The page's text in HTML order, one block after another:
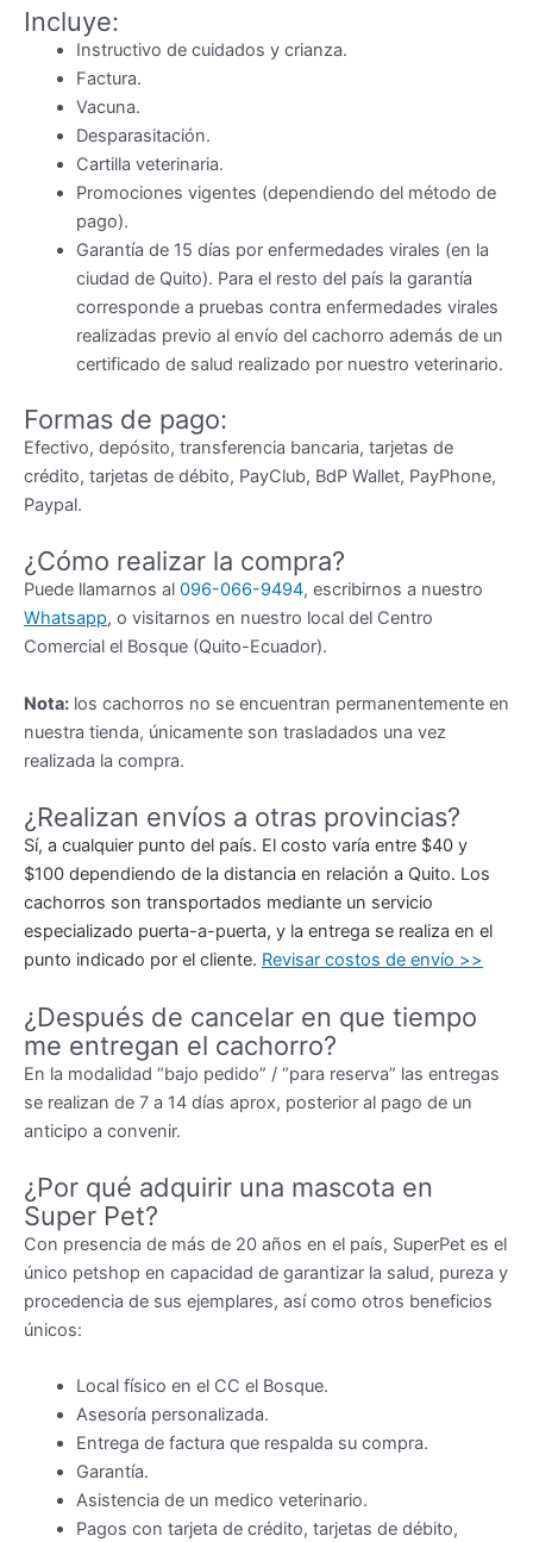
Incluye:
Instructivo de cuidados y crianza.
Factura.
Vacuna.
Desparasitación.
Cartilla veterinaria.
Promociones vigentes (dependiendo del método de
pago).
Garantía de 15 días por enfermedades virales (en la
ciudad de Quito). Para el resto del país la garantía
corresponde a pruebas contra enfermedades virales
realizadas previo al envío del cachorro además de un
certificado de salud realizado por nuestro veterinario.
Formas de pago:
Efectivo, depósito, transferencia bancaria, tarjetas de
crédito, tarjetas de débito, PayClub, BdP Wallet, PayPhone,
Paypal.
¿Cómo realizar la compra?
Puede llamarnos al 096-066-9494, escribirnos a nuestro
Whatsapp, o visitarnos en nuestro local del Centro
Comercial el Bosque (Quito-Ecuador).
Nota: los cachorros no se encuentran permanentemente en
nuestra tienda, únicamente son trasladados una vez
realizada la compra.
¿Realizan envíos a otras provincias?
Sí, a cualquier punto del país. El costo varía entre $40 y
$100 dependiendo de la distancia en relación a Quito. Los
cachorros son transportados mediante un servicio
especializado puerta-a-puerta, y la entrega se realiza en el
punto indicado por el cliente. Revisar costos de envío >>
¿Después de cancelar en que tiempo
me entregan el cachorro?
En la modalidad “bajo pedido” / “para reserva” las entregas
se realizan de 7 a 14 días aprox, posterior al pago de un
anticipo a convenir.
¿Por qué adquirir una mascota en
Super Pet?
Con presencia de más de 20 años en el país, SuperPet es el
único petshop en capacidad de garantizar la salud, pureza y
procedencia de sus ejemplares, así como otros beneficios
únicos:
Local físico en el CC el Bosque.
Asesoría personalizada.
Entrega de factura que respalda su compra.
Garantía.
Asistencia de un medico veterinario.
Pagos con tarjeta de crédito, tarjetas de débito,